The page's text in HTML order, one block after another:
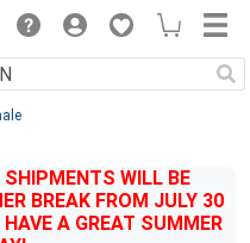
WILL BE
BREAK FROM JULY 30
A GREAT SUMMER